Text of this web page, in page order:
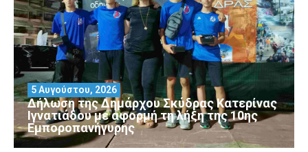
Δήλωση της Δημάρχου Σκύδρας Κατερίνας
Ιγνατιάδου με αφορμή τη λήξη της 10ης
Εμποροπανήγυρης
5 Αυγούστου, 2026